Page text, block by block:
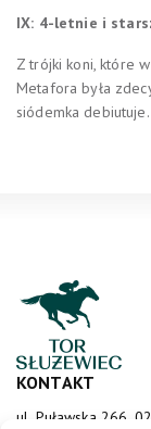
IX: 4-letnie i
Z trójki koni, które w
Metafora była
siódemka debiutuje.
KONTAKT
ul. Puławska 266,